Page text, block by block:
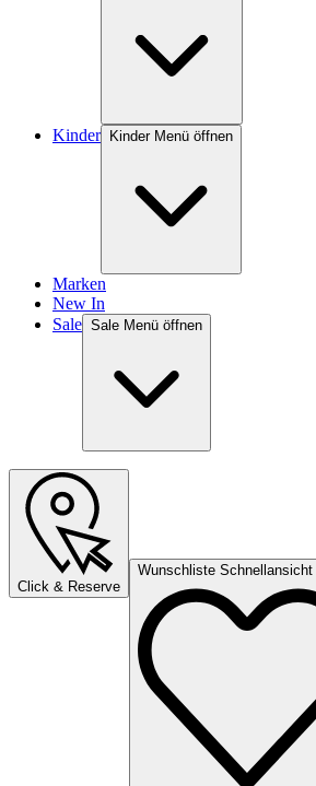
Kinder Kinder Menü öffnen
Marken
New In
Sale Sale Menü öffnen
Click & Reserve
Wunschliste Schnellansicht